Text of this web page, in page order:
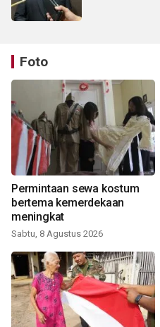
Foto
Permintaan sewa kostum
bertema kemerdekaan
meningkat
Sabtu, 8 Agustus 2026